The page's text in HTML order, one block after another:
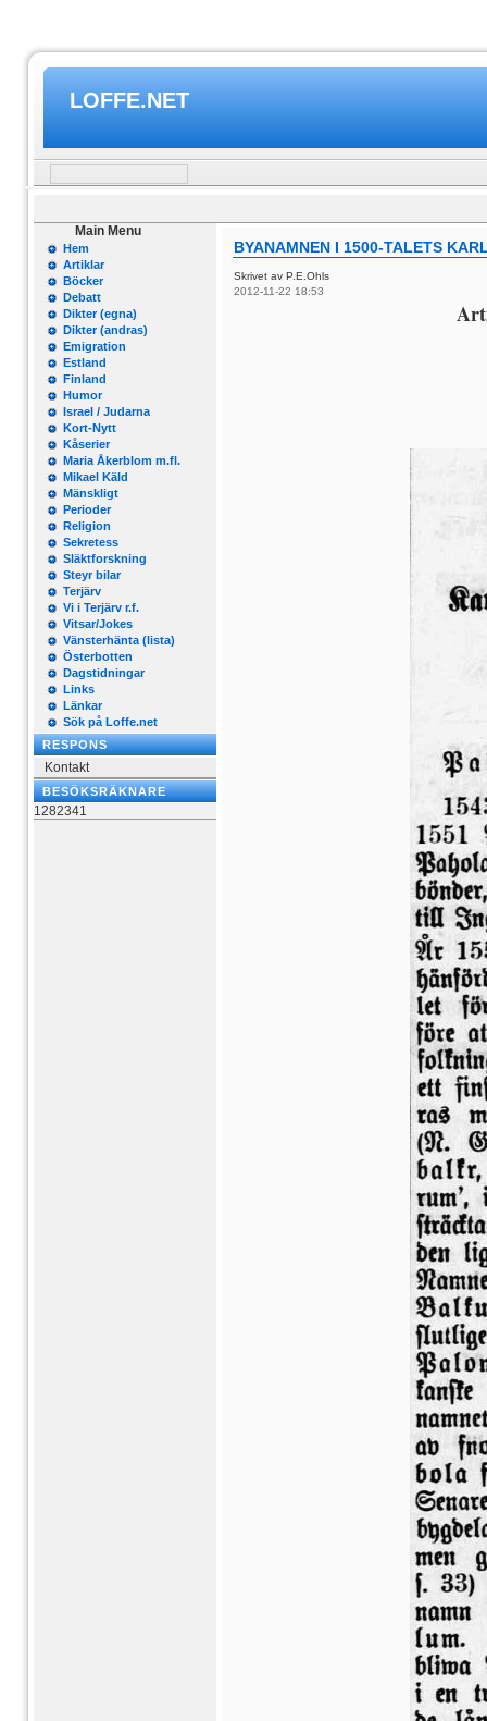
LOFFE.NET
Main Menu
Hem
Artiklar
Böcker
Debatt
Dikter (egna)
Dikter (andras)
Emigration
Estland
Finland
Humor
Israel / Judarna
Kort-Nytt
Kåserier
Maria Åkerblom m.fl.
Mikael Käld
Mänskligt
Perioder
Religion
Sekretess
Släktforskning
Steyr bilar
Terjärv
Vi i Terjärv r.f.
Vitsar/Jokes
Vänsterhänta (lista)
Österbotten
Dagstidningar
Links
Länkar
Sök på Loffe.net
RESPONS
Kontakt
BESÖKSRÄKNARE
1282341
BYANAMNEN I 1500-TALETS
Skrivet av P.E.Ohls
2012-11-22 18:53